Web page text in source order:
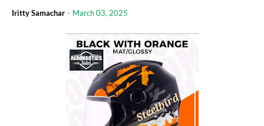
Iritty Samachar - March 03, 2025